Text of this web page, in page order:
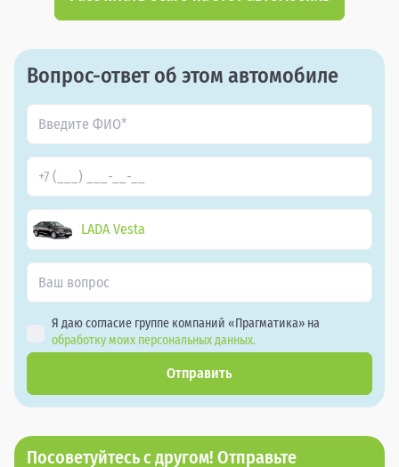
Вопрос-ответ об этом автомобиле
LADA Vesta
Я даю согласие группе компаний «Прагматика» на
обработку моих персональных данных.
Отправить
Посоветуйтесь с другом! Отправьте